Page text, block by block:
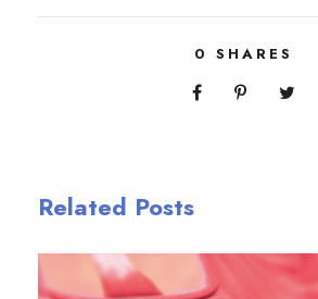
0 SHARES
Related Posts